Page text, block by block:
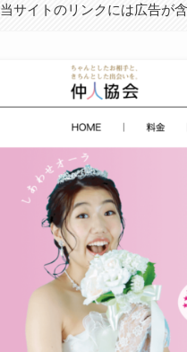
当サイトのリンクには広告が